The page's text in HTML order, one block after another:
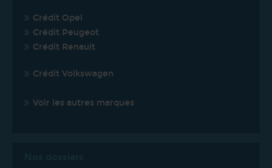
Crédit Opel
Crédit Peugeot
Crédit Renault
Crédit Volkswagen
Voir les autres marques